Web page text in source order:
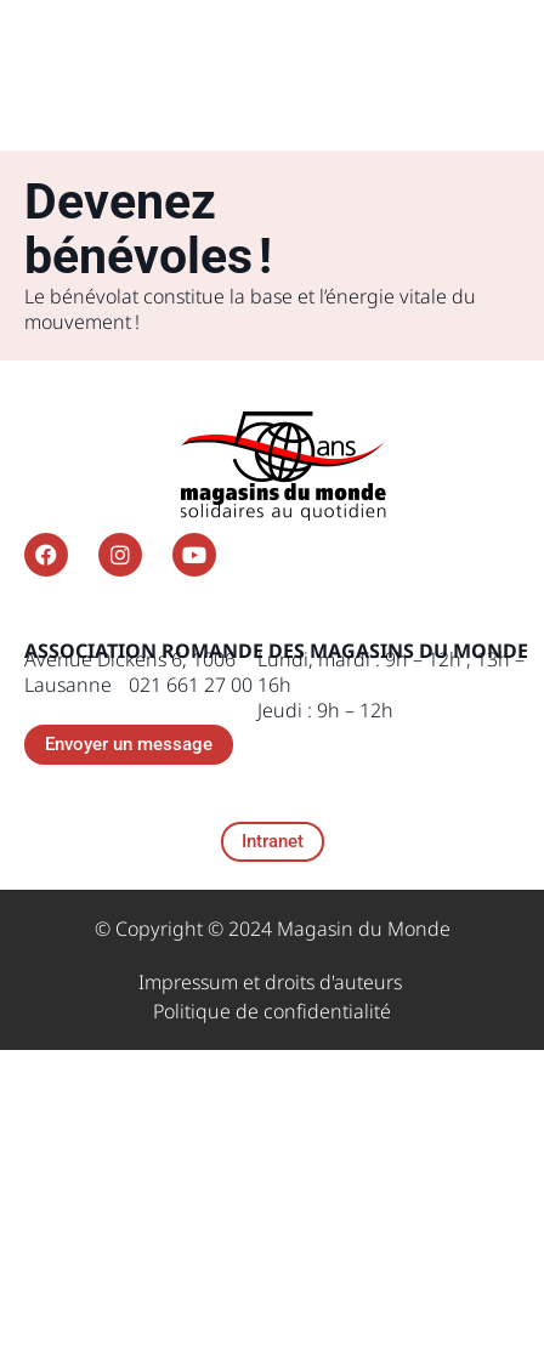
Devenez
bénévoles !
Le bénévolat constitue la base et l’énergie vitale du
mouvement !
ASSOCIATION ROMANDE DES MAGASINS DU MONDE
Avenue Dickens 6, 1006
Lausanne 021 661 27 00
Lundi, mardi : 9h – 12h , 13h –
16h
Jeudi : 9h – 12h
Envoyer un message
Intranet
© Copyright © 2024 Magasin du Monde
Impressum et droits d'auteurs ​
Politique de confidentialité​